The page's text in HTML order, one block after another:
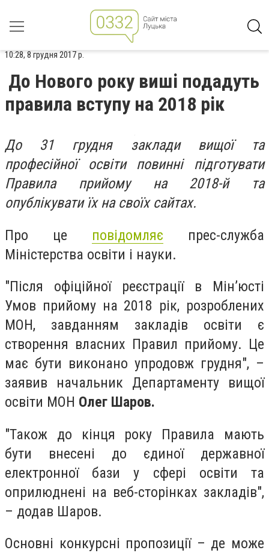
10:28, 8 грудня 2017 р.
До Нового року виші подадуть
правила вступу на 2018 рік
До 31 грудня заклади вищої та
професійної освіти повинні підготувати
Правила прийому на 2018-й та
опублікувати їх на своїх сайтах.
Про це повідомляє прес-служба
Міністерства освіти і науки.
"Після офіційної реєстрації в Мін’юсті
Умов прийому на 2018 рік, розроблених
МОН, завданням закладів освіти є
створення власних Правил прийому. Це
має бути виконано упродовж грудня", –
заявив начальник Департаменту вищої
освіти МОН Олег Шаров.
"Також до кінця року Правила мають
бути внесені до єдиної державної
електронної бази у сфері освіти та
оприлюднені на веб-сторінках закладів",
– додав Шаров.
Основні конкурсні пропозиції – де може